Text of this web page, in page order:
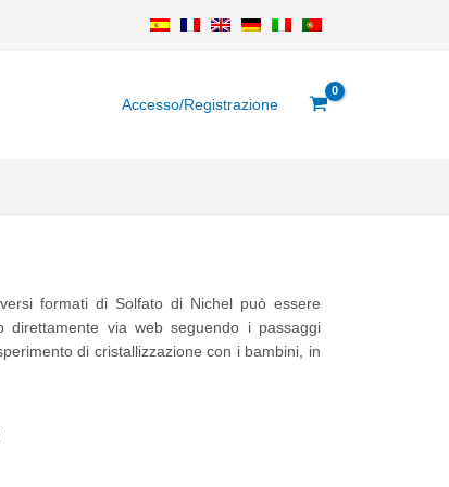
Accesso/Registrazione
formati di Solfato di Nichel può essere
direttamente via web seguendo i passaggi
di cristallizzazione con i bambini, in